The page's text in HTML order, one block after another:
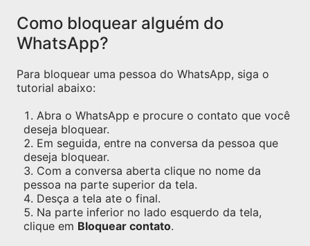
Como bloquear alguém do
WhatsApp?
Para bloquear uma pessoa do WhatsApp, siga o
tutorial abaixo:
Abra o WhatsApp e procure o contato que você
deseja bloquear.
Em seguida, entre na conversa da pessoa que
deseja bloquear.
Com a conversa aberta clique no nome da
pessoa na parte superior da tela.
Desça a tela ate o final.
Na parte inferior no lado esquerdo da tela,
clique em Bloquear contato.